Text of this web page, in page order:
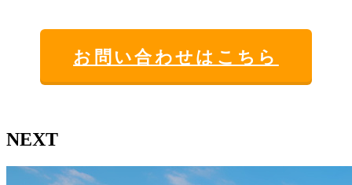
お問い合わせはこちら
NEXT